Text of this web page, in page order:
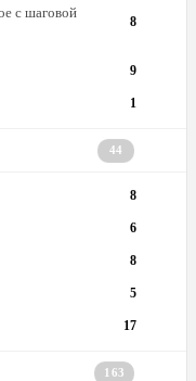
с шаговой
8
9
1
44
8
6
8
5
17
163